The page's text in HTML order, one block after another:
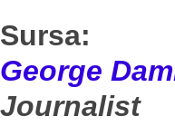
Sursa:
George
Journalist